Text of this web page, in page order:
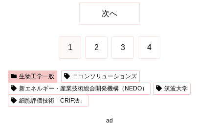
次へ
1 2 3 4
生物工学一般
ニコンソリューションズ
新エネルギー・産業技術総合開発機構（NEDO）
筑波大学
細胞評価技術「CRIF法」
ad